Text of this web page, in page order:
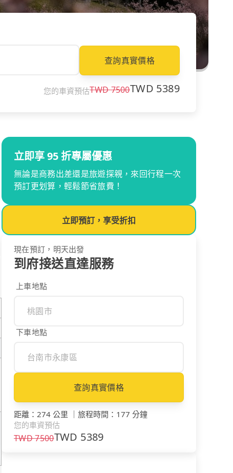
查詢真實價格
您的車資預估TWD7500TWD 5389
立即享 95 折專屬優惠
無論是商務出差還是旅遊探親，來回行程一次
預訂更划算，輕鬆節省旅費！
立即預訂，享受折扣
現在預訂，明天出發
到府接送直達服務
上車地點
下車地點
查詢真實價格
距離 ： 274 公里 ｜ 旅程時間 ： 177 分鐘
您的車資預估
TWD7500TWD 5389